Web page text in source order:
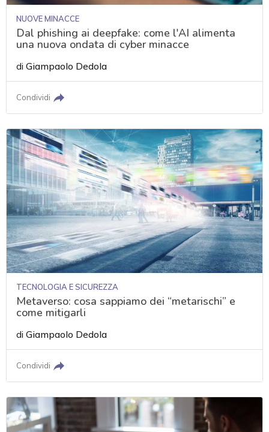
NUOVE MINACCE
Dal phishing ai deepfake: come l'AI alimenta
una nuova ondata di cyber minacce
diGiampaolo Dedola
Condividi
TECNOLOGIA E SICUREZZA
Metaverso: cosa sappiamo dei “metarischi” e
come mitigarli
diGiampaolo Dedola
Condividi